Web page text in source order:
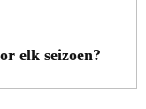
elk seizoen?